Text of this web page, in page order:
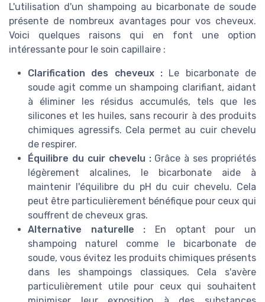
L'utilisation d'un shampoing au bicarbonate de soude
présente de nombreux avantages pour vos cheveux.
Voici quelques raisons qui en font une option
intéressante pour le soin capillaire :
Clarification des cheveux : Le bicarbonate de
soude agit comme un shampoing clarifiant, aidant
à éliminer les résidus accumulés, tels que les
silicones et les huiles, sans recourir à des produits
chimiques agressifs. Cela permet au cuir chevelu
de respirer.
Équilibre du cuir chevelu :Grâce à ses propriétés
légèrement alcalines, le bicarbonate aide à
maintenir l'équilibre du pH du cuir chevelu. Cela
peut être particulièrement bénéfique pour ceux qui
souffrent de cheveux gras.
Alternative naturelle : En optant pour un
shampoing naturel comme le bicarbonate de
soude, vous évitez les produits chimiques présents
dans les shampoings classiques. Cela s'avère
particulièrement utile pour ceux qui souhaitent